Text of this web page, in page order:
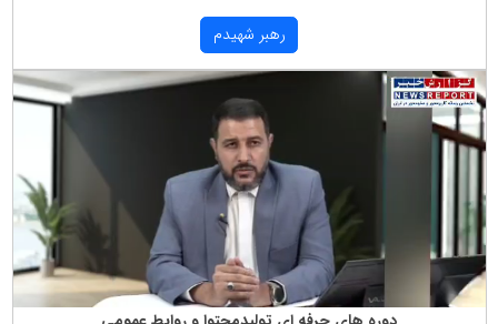
رهبر شهیدم